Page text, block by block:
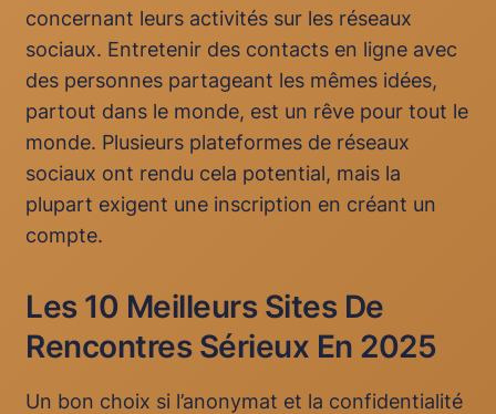
concernant leurs activités sur les réseaux
sociaux. Entretenir des contacts en ligne avec
des personnes partageant les mêmes idées,
partout dans le monde, est un rêve pour tout le
monde. Plusieurs plateformes de réseaux
sociaux ont rendu cela potential, mais la
plupart exigent une inscription en créant un
compte.
Les 10 Meilleurs Sites De
Rencontres Sérieux En 2025
Un bon choix si l’anonymat et la confidentialité